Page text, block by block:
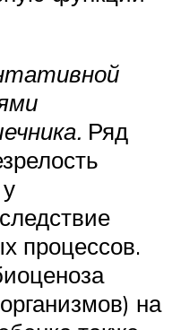
Ряд
процессов.
на